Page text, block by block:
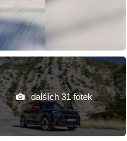
dalších 31 fotek